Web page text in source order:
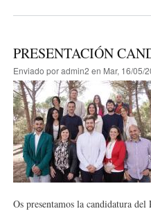
PRESENTACIÓN
Enviado poradmin2 en Mar, 16/05/
Os presentamos la candidatura